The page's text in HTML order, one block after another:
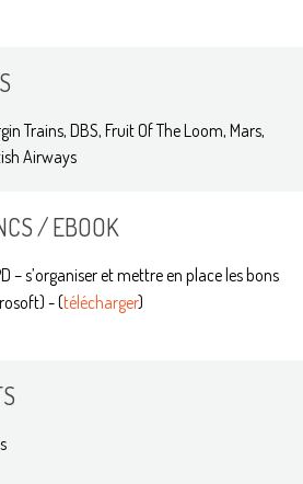
Trains, DBS, Fruit Of The Loom, Mars,
Airways
/ EBOOK
– s’organiser et mettre en place les bons
- (télécharger)